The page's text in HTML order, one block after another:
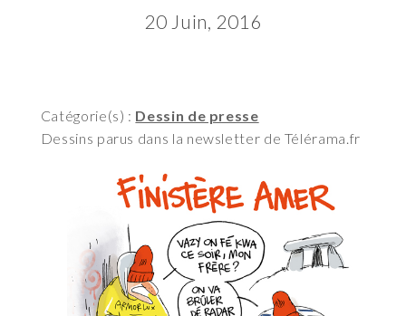
20 Juin, 2016
Catégorie(s) : Dessin de presse
Dessins parus dans la newsletter de Télérama.fr